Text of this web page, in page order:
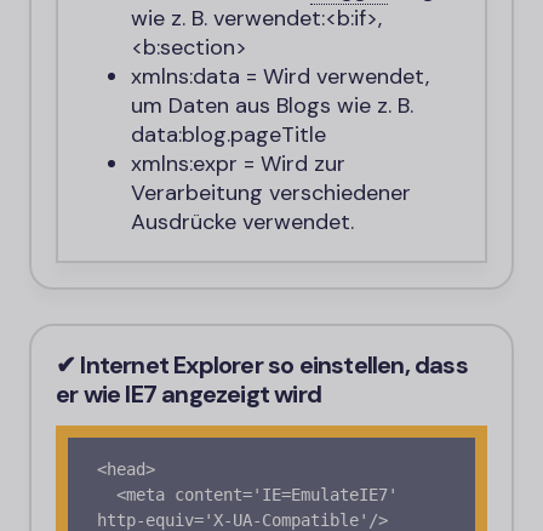
wie z. B. verwendet:<b:if>,
<b:section>
xmlns:data = Wird verwendet,
um Daten aus Blogs wie z. B.
data:blog.pageTitle
xmlns:expr = Wird zur
Verarbeitung verschiedener
Ausdrücke verwendet.
✔ Internet Explorer so einstellen, dass
er wie IE7 angezeigt wird
<head>